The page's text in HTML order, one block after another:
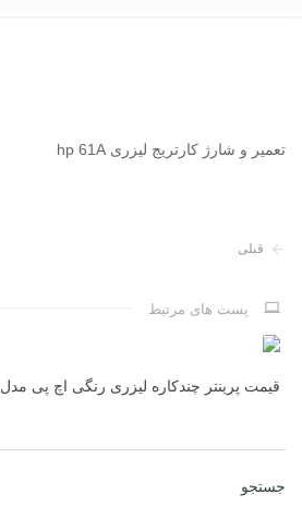
تعمیر و شارژ کارتریج لیزری hp 61A
قبلی
پست های مرتبط
قیمت پرینتر چندکاره لیزری رنگی اچ پی مدل M477fdw
جستجو